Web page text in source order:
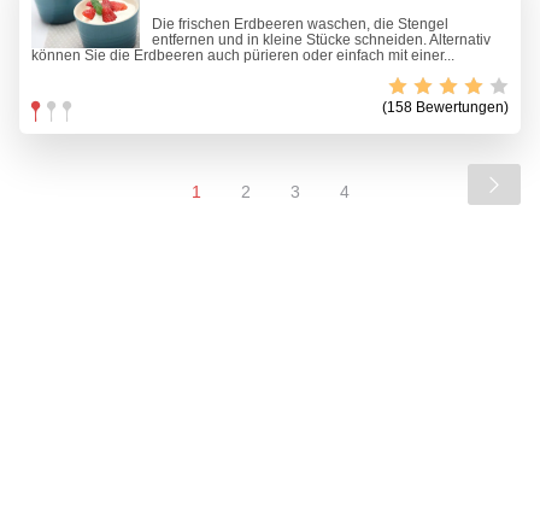
Die frischen Erdbeeren waschen, die Stengel
entfernen und in kleine Stücke schneiden. Alternativ
können Sie die Erdbeeren auch pürieren oder einfach mit einer...
(158 Bewertungen)
1 2 3 4